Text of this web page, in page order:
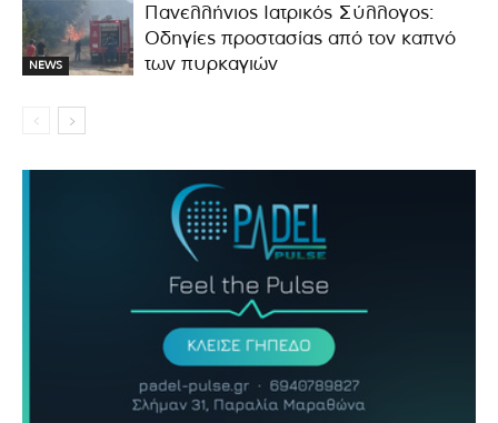
NEWS
Πανελλήνιος Ιατρικός Σύλλογος:
Οδηγίες προστασίας από τον καπνό
των πυρκαγιών